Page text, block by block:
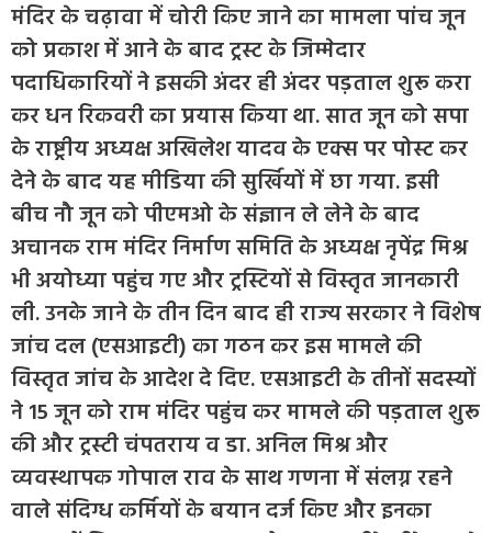
मंदिर के चढ़ावा में चोरी किए जाने का मामला पांच जून
को प्रकाश में आने के बाद ट्रस्ट के जिम्मेदार
पदाधिकारियों ने इसकी अंदर ही अंदर पड़ताल शुरू करा
कर धन रिकवरी का प्रयास किया था. सात जून को सपा
के राष्ट्रीय अध्यक्ष अखिलेश यादव के एक्स पर पोस्ट कर
देने के बाद यह मीडिया की सुर्खियों में छा गया. इसी
बीच नौ जून को पीएमओ के संज्ञान ले लेने के बाद
अचानक राम मंदिर निर्माण समिति के अध्यक्ष नृपेंद्र मिश्र
भी अयोध्या पहुंच गए और ट्रस्टियों से विस्तृत जानकारी
ली. उनके जाने के तीन दिन बाद ही राज्य सरकार ने विशेष
जांच दल (एसआइटी) का गठन कर इस मामले की
विस्तृत जांच के आदेश दे दिए. एसआइटी के तीनों सदस्यों
ने 15 जून को राम मंदिर पहुंच कर मामले की पड़ताल शुरू
की और ट्रस्टी चंपतराय व डा. अनिल मिश्र और
व्यवस्थापक गोपाल राव के साथ गणना में संलग्न रहने
वाले संदिग्ध कर्मियों के बयान दर्ज किए और इनका